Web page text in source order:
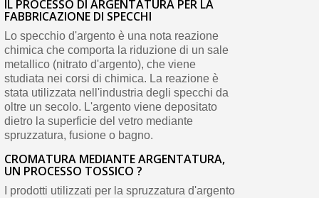
IL PROCESSO DI ARGENTATURA PER LA
FABBRICAZIONE DI SPECCHI
Lo specchio d'argento è una nota reazione
chimica che comporta la riduzione di un sale
metallico (nitrato d'argento), che viene
studiata nei corsi di chimica. La reazione è
stata utilizzata nell'industria degli specchi da
oltre un secolo. L'argento viene depositato
dietro la superficie del vetro mediante
spruzzatura, fusione o bagno.
CROMATURA MEDIANTE ARGENTATURA,
UN PROCESSO TOSSICO ?
I prodotti utilizzati per la spruzzatura d'argento